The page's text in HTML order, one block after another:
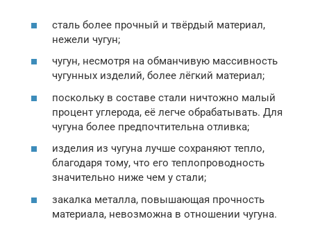
сталь более прочный и твёрдый материал,
нежели чугун;
чугун, несмотря на обманчивую массивность
чугунных изделий, более лёгкий материал;
поскольку в составе стали ничтожно малый
процент углерода, её легче обрабатывать. Для
чугуна более предпочтительна отливка;
изделия из чугуна лучше сохраняют тепло,
благодаря тому, что его теплопроводность
значительно ниже чем у стали;
закалка металла, повышающая прочность
материала, невозможна в отношении чугуна.